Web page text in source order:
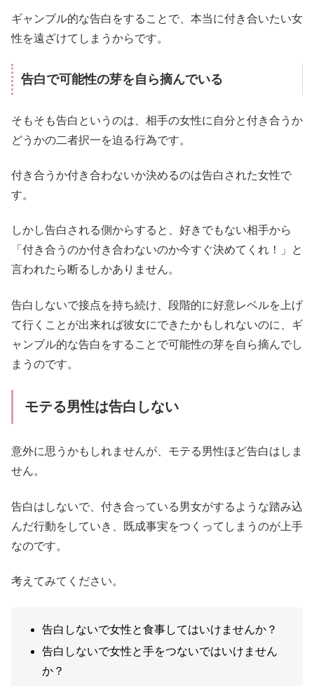
ギャンブル的な告白をすることで、本当に付き合いたい女
性を遠ざけてしまうからです。
告白で可能性の芽を自ら摘んでいる
そもそも告白というのは、相手の女性に自分と付き合うか
どうかの二者択一を迫る行為です。
付き合うか付き合わないか決めるのは告白された女性で
す。
しかし告白される側からすると、好きでもない相手から
「付き合うのか付き合わないのか今すぐ決めてくれ！」と
言われたら断るしかありません。
告白しないで接点を持ち続け、段階的に好意レベルを上げ
て行くことが出来れば彼女にできたかもしれないのに、ギ
ャンブル的な告白をすることで可能性の芽を自ら摘んでし
まうのです。
モテる男性は告白しない
意外に思うかもしれませんが、モテる男性ほど告白はしま
せん。
告白はしないで、付き合っている男女がするような踏み込
んだ行動をしていき、既成事実をつくってしまうのが上手
なのです。
考えてみてください。
告白しないで女性と食事してはいけませんか？
告白しないで女性と手をつないではいけません
か？